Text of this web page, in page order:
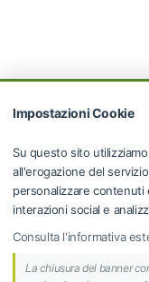
Impostazioni Cookie
Su questo sito
all'erogazione del
personalizzare contenuti
interazioni social e
Consulta l'informativa
La chiusura del banner